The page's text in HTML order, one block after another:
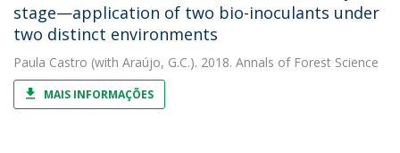
stage—application of two bio-inoculants under
two distinct environments
Paula Castro (with Araújo, G.C.). 2018. Annals of Forest Science
MAIS INFORMAÇÕES